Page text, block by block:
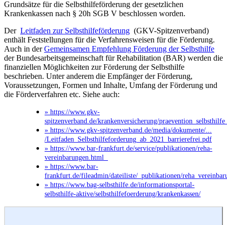
Grundsätze für die Selbsthilfeförderung der gesetzlichen
Krankenkassen nach § 20h SGB V beschlossen worden.
Der Leitfaden zur Selbsthilfeförderung (GKV-Spitzenverband)
enthält Feststellungen für die Verfahrensweisen für die Förderung.
Auch in derGemeinsamen Empfehlung Förderung der Selbsthilfe
der Bundesarbeitsgemeinschaft für Rehabilitation (BAR) werden die
finanziellen Möglichkeiten zur Förderung der Selbsthilfe
beschrieben. Unter anderem die Empfänger der Förderung,
Voraussetzungen, Formen und Inhalte, Umfang der Förderung und
die Förderverfahren etc. Siehe auch:
» https://www.gkv-
spitzenverband.de/krankenversicherung/
» https://www.gkv-spitzenverband.de/media/dokumente/...
/Leitfaden_Selbsthilfeforderung_ab_2021_barrierefrei.pdf
» https://www.bar-frankfurt.de/service/publikationen/reha-
vereinbarungen.html
» https://www.bar-
frankfurt.de/fileadmin/dateiliste/_publikationen/
» https://www.bag-selbsthilfe.de/informationsportal-
selbsthilfe-aktive/selbsthilfefoerderung/krankenkassen/